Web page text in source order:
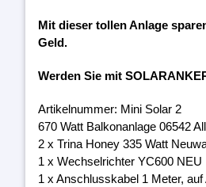
Mit dieser tollen Anlage
Geld.
Werden Sie mit
Artikelnummer: Mini Solar 2
670 Watt Balkonanlage 06542
2 x Trina Honey 335 Watt
1 x Wechselrichter YC600 NEU
1 x Anschlusskabel 1 Meter,